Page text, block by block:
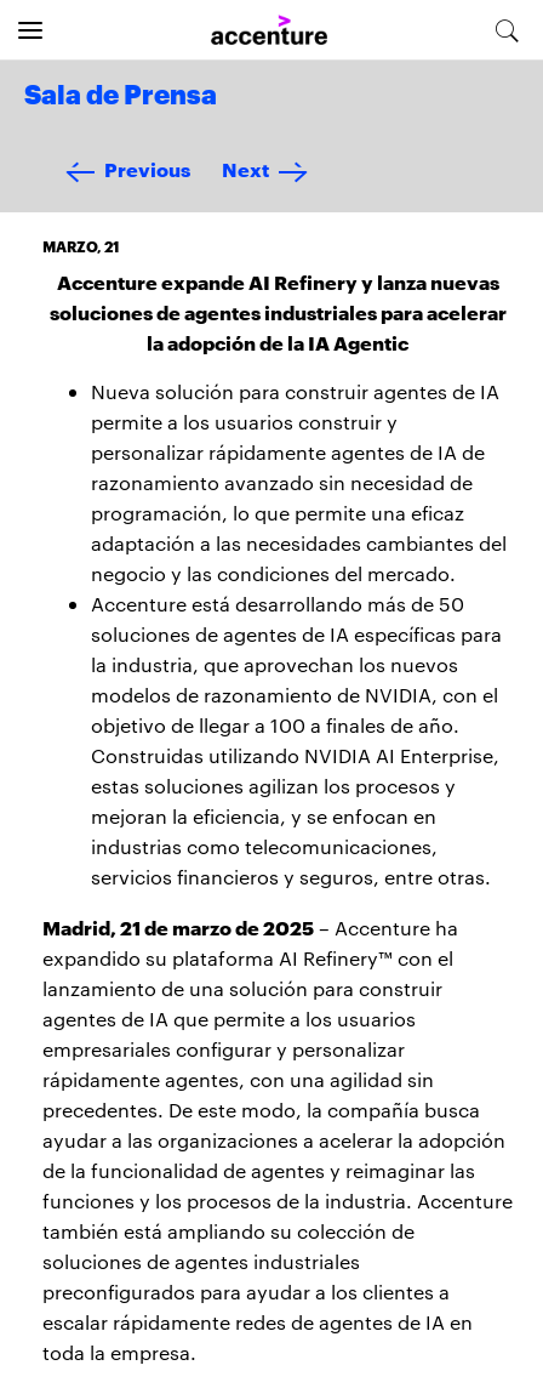
Sala de Prensa
Previous Next
MARZO, 21
Accenture expande AI Refinery y lanza nuevas
soluciones de agentes industriales para acelerar
la adopción de la IA Agentic
Nueva solución para construir agentes de IA
permite a los usuarios construir y
personalizar rápidamente agentes de IA de
razonamiento avanzado sin necesidad de
programación, lo que permite una eficaz
adaptación a las necesidades cambiantes del
negocio y las condiciones del mercado.
Accenture está desarrollando más de 50
soluciones de agentes de IA específicas para
la industria, que aprovechan los nuevos
modelos de razonamiento de NVIDIA, con el
objetivo de llegar a 100 a finales de año.
Construidas utilizando NVIDIA AI Enterprise,
estas soluciones agilizan los procesos y
mejoran la eficiencia, y se enfocan en
industrias como telecomunicaciones,
servicios financieros y seguros, entre otras.
Madrid, 21 de marzo de 2025– Accenture ha
expandido su plataforma AI Refinery™ con el
lanzamiento de una solución para construir
agentes de IA que permite a los usuarios
empresariales configurar y personalizar
rápidamente agentes, con una agilidad sin
precedentes. De este modo, la compañía busca
ayudar a las organizaciones a acelerar la adopción
de la funcionalidad de agentes y reimaginar las
funciones y los procesos de la industria. Accenture
también está ampliando su colección de
soluciones de agentes industriales
preconfigurados para ayudar a los clientes a
escalar rápidamente redes de agentes de IA en
toda la empresa.